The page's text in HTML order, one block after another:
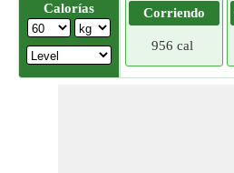
Calorías Corriendo
956 cal